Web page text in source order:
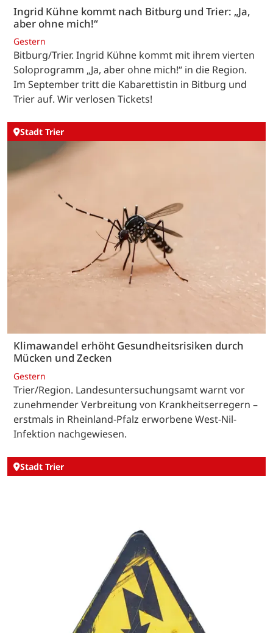
Ingrid Kühne kommt nach Bitburg und Trier: „Ja,
aber ohne mich!“
Gestern
Bitburg/Trier. Ingrid Kühne kommt mit ihrem vierten
Soloprogramm „Ja, aber ohne mich!“ in die Region.
Im September tritt die Kabarettistin in Bitburg und
Trier auf. Wir verlosen Tickets!
Stadt Trier
Klimawandel erhöht Gesundheitsrisiken durch
Mücken und Zecken
Gestern
Trier/Region. Landesuntersuchungsamt warnt vor
zunehmender Verbreitung von Krankheitserregern –
erstmals in Rheinland-Pfalz erworbene West-Nil-
Infektion nachgewiesen.
Stadt Trier